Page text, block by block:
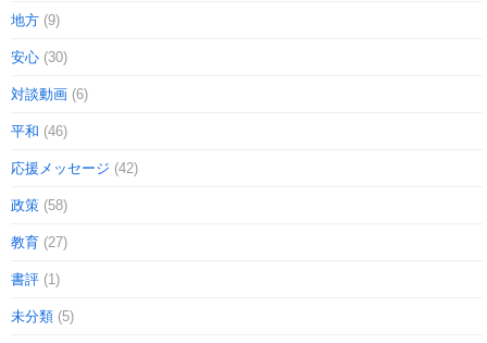
地方 (9)
安心 (30)
対談動画 (6)
平和 (46)
応援メッセージ (42)
政策 (58)
教育 (27)
書評 (1)
未分類 (5)